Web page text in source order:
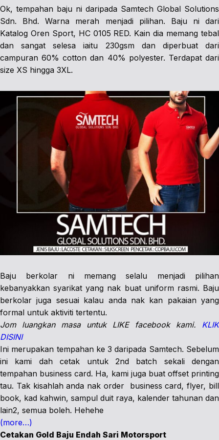
Ok, tempahan baju ni daripada Samtech Global Solutions
Sdn. Bhd. Warna merah menjadi pilihan. Baju ni dari
Katalog Oren Sport, HC 0105 RED. Kain dia memang tebal
dan sangat selesa iaitu 230gsm dan diperbuat dari
campuran 60% cotton dan 40% polyester. Terdapat dari
size XS hingga 3XL.
Baju berkolar ni memang selalu menjadi pilihan
kebanyakkan syarikat yang nak buat uniform rasmi. Baju
berkolar juga sesuai kalau anda nak kan pakaian yang
formal untuk aktiviti tertentu.
Jom luangkan masa untuk LIKE facebook kami. KLIK
DISINI
Ini merupakan tempahan ke 3 daripada Samtech. Sebelum
ini kami dah cetak untuk 2nd batch sekali dengan
tempahan business card. Ha, kami juga buat offset printing
tau. Tak kisahlah anda nak order business card, flyer, bill
book, kad kahwin, sampul duit raya, kalender tahunan dan
lain2, semua boleh. Hehehe
(more…)
Cetakan Gold Baju Endah Sari Motorsport